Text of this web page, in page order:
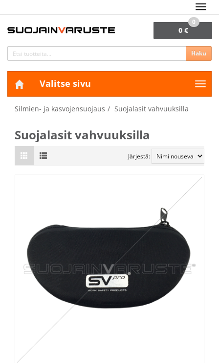
0 €
0
Haku
Valitse sivu
Silmien- ja kasvojensuojaus Suojalasit vahvuuksilla
Suojalasit vahvuuksilla
Järjestä: